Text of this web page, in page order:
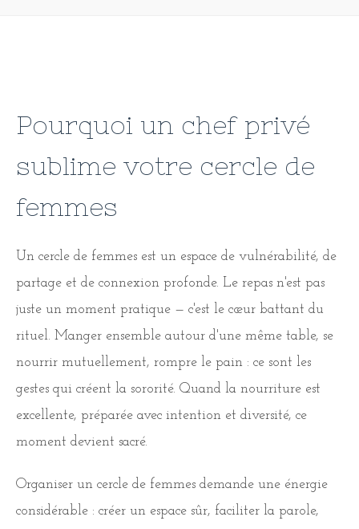
Pourquoi un chef privé
sublime votre cercle de
femmes
Un cercle de femmes est un espace de vulnérabilité, de
partage et de connexion profonde. Le repas n'est pas
juste un moment pratique — c'est le cœur battant du
rituel. Manger ensemble autour d'une même table, se
nourrir mutuellement, rompre le pain : ce sont les
gestes qui créent la sororité. Quand la nourriture est
excellente, préparée avec intention et diversité, ce
moment devient sacré.
Organiser un cercle de femmes demande une énergie
considérable : créer un espace sûr, faciliter la parole,